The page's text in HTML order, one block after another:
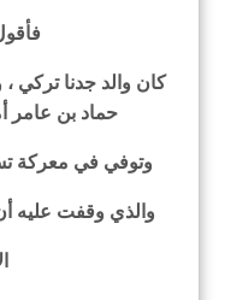
كان والد جدنا تركي ،
حماد بن عامر
وتوفي في معركة تسمى
والذي وقفت عليه أن له من